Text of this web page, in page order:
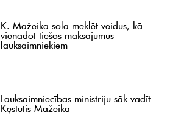
K. Mažeika sola meklēt veidus, kā
vienādot tiešos maksājumus
lauksaimniekiem
Lauksaimniecības ministriju sāk vadīt
Kęstutis Mažeika